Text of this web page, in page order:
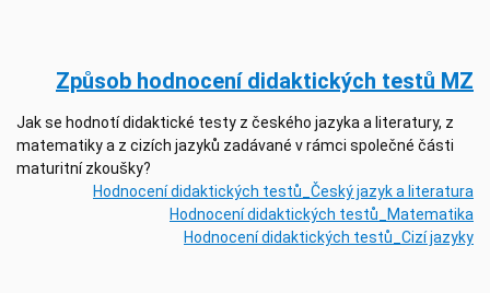
Způsob hodnocení didaktických testů MZ
Jak se hodnotí didaktické testy z českého jazyka a literatury, z
matematiky a z cizích jazyků zadávané v rámci společné části
maturitní zkoušky?
Hodnocení didaktických testů_Český jazyk a literatura
Hodnocení didaktických testů_Matematika
Hodnocení didaktických testů_Cizí jazyky